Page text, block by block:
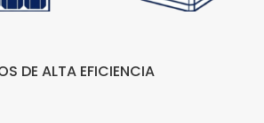
DE ALTA EFICIENCIA